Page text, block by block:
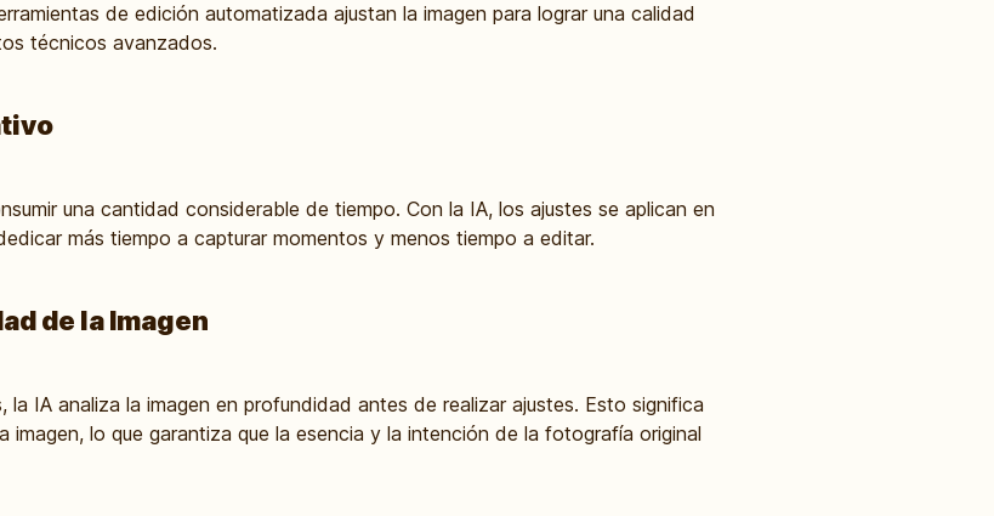
de edición automatizada ajustan la imagen para lograr una calidad
técnicos avanzados.
una cantidad considerable de tiempo. Con la IA, los ajustes se aplican en
más tiempo a capturar momentos y menos tiempo a editar.
de la Imagen
IA analiza la imagen en profundidad antes de realizar ajustes. Esto significa
imagen, lo que garantiza que la esencia y la intención de la fotografía original